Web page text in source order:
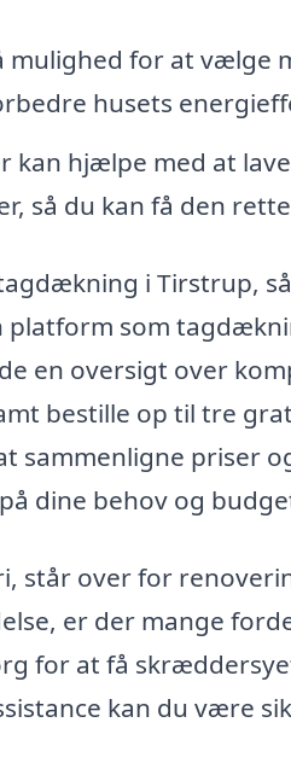
mulighed for at vælge
husets
kan hjælpe med at
så du kan få den
i Tirstrup,
som
en oversigt over
bestille op til tre
priser
dine behov og
står over for
er der mange
for at få
kan du være